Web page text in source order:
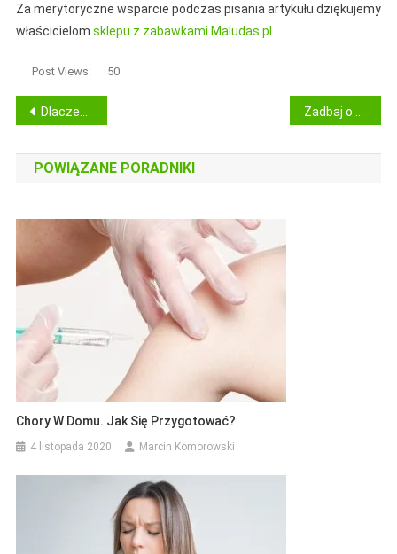
Za merytoryczne wsparcie podczas pisania artykułu dziękujemy
właścicielom sklepu z zabawkami Maludas.pl .
Post Views: 50
Nawigacja
wpisu
Dlaczego ćwiczenia i dieta powinny iść w parze? Zadbaj o silne rzęsy i brwi z odpowiednimi odżywkami
POWIĄZANE PORADNIKI
Chory W Domu. Jak Się Przygotować?
4 listopada 2020 Marcin Komorowski